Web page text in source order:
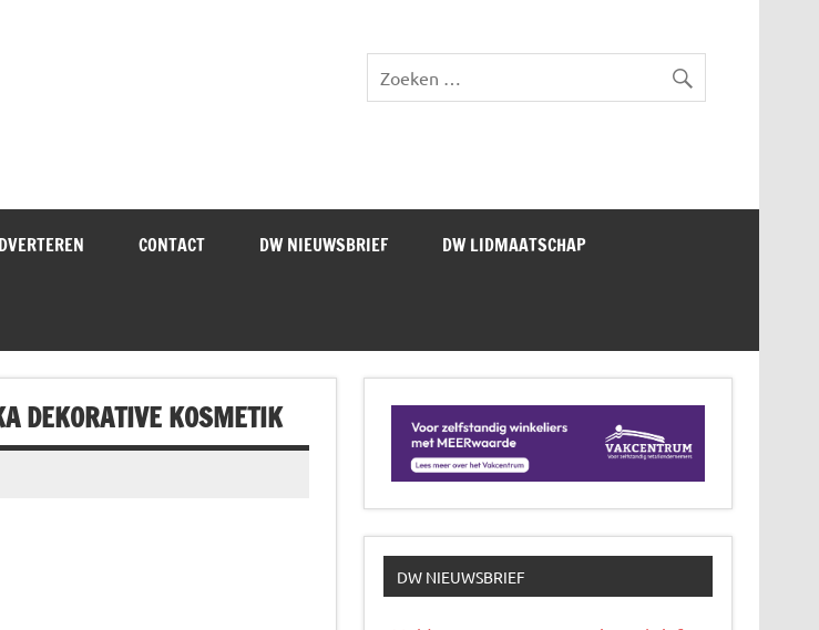
Drogistenweekblad DW Magazine
CONTACT DW NIEUWSBRIEF DW LIDMAATSCHAP
DEKORATIVE KOSMETIK
DW NIEUWSBRIEF